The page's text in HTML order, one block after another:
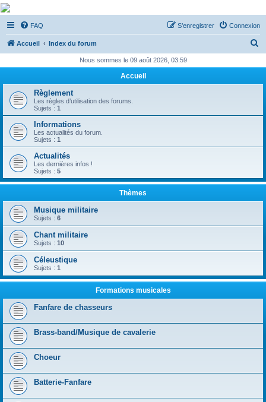
De Musicae Militari -
Forums
Forums de discussions
FAQ Connexion
S’enregistrer
Accueil Index du forum
h
r
Nous sommes le 09 août 2026, 03:59
Accueil
Règlement
Les règles d’utilisation des forums.
Sujets : 1
Informations
Les actualités du forum.
Sujets : 1
Actualités
Les dernières infos !
Sujets : 5
Thèmes
Musique militaire
Sujets : 6
Chant militaire
Sujets : 10
Céleustique
Sujets : 1
Formations musicales
Fanfare de chasseurs
Brass-band/Musique de cavalerie
Choeur
Batterie-Fanfare